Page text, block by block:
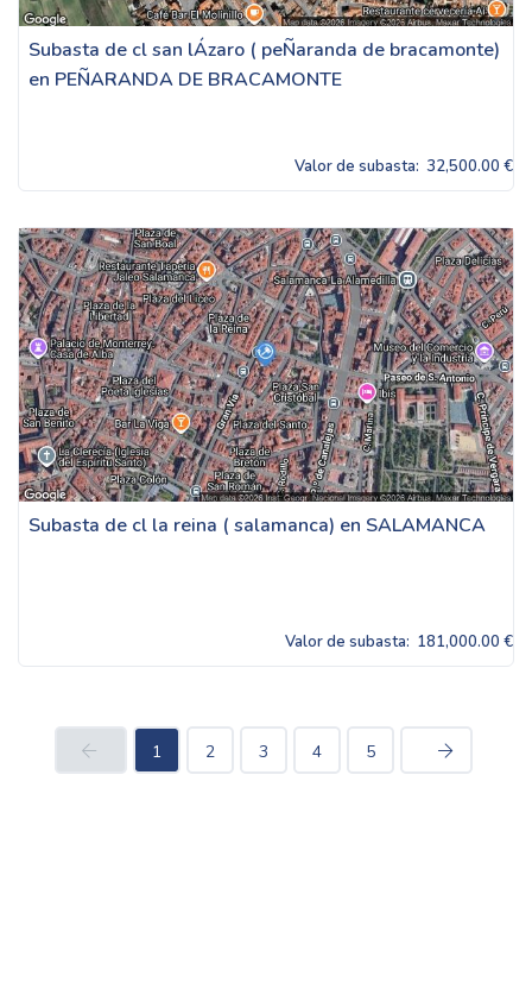
Subasta de cl san lÁzaro ( peÑaranda de bracamonte)
en PEÑARANDA DE BRACAMONTE
Valor de subasta: 32,500.00 €
Subasta de cl la reina ( salamanca) en SALAMANCA
Valor de subasta: 181,000.00 €
1 2 3 4 5